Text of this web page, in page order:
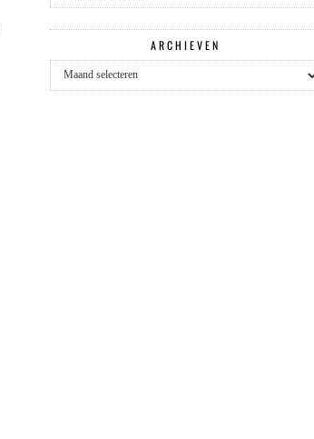
ARCHIEVEN
Archieven